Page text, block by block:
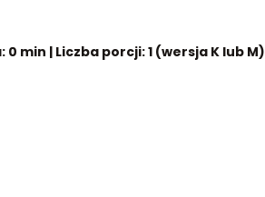
min | Liczba porcji: 1 (wersja K lub M)